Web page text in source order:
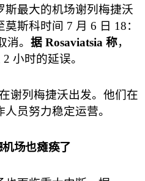
斯最大的机场谢列梅捷沃
莫斯科时间 7 月 6 日 18：
消。 据Rosaviatsia 称，
2 小时的延误。
谢列梅捷沃出发。他们在
员努力稳定运营。
场也瘫痪了